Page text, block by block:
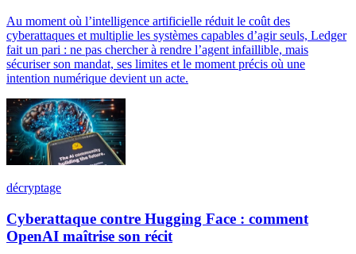
Au moment où l’intelligence artificielle réduit le coût des
cyberattaques et multiplie les systèmes capables d’agir seuls, Ledger
fait un pari : ne pas chercher à rendre l’agent infaillible, mais
sécuriser son mandat, ses limites et le moment précis où une
intention numérique devient un acte.
décryptage
Cyberattaque contre Hugging Face : comment
OpenAI maîtrise son récit